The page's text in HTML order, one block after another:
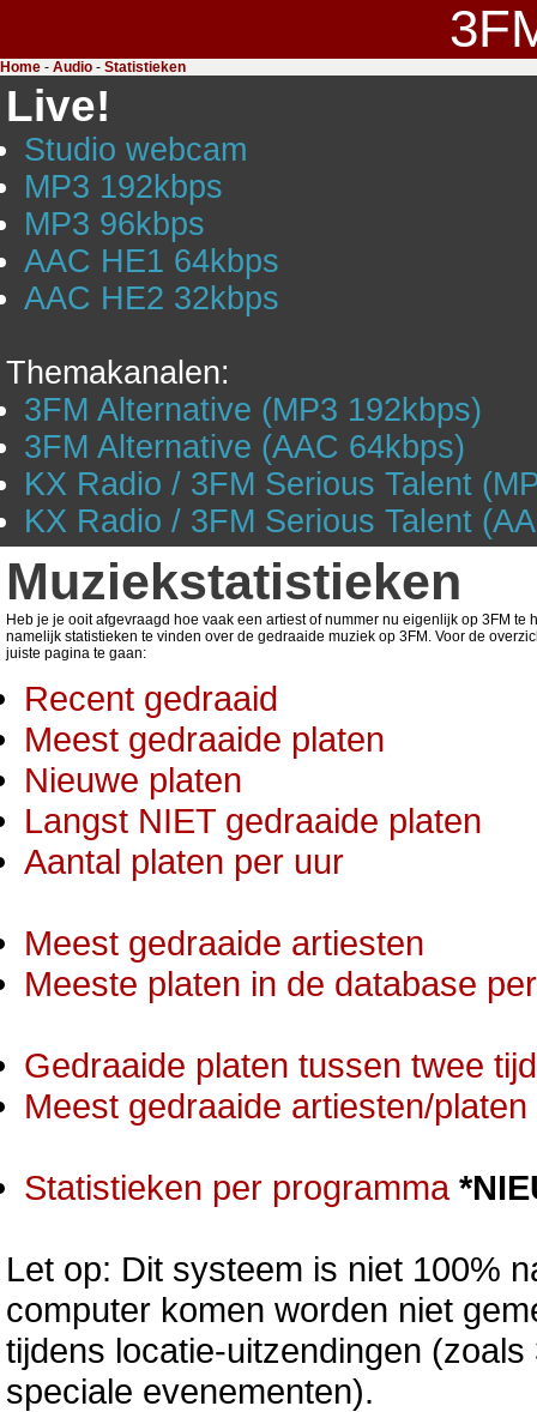
Home - Audio - Statistieken
Live!
Studio webcam
MP3 192kbps
MP3 96kbps
AAC HE1 64kbps
AAC HE2 32kbps
Themakanalen:
3FM Alternative (MP3 192kbps)
3FM Alternative (AAC 64kbps)
KX Radio / 3FM Serious Talent
KX Radio / 3FM Serious Talent
Muziekstatistieken
Heb je je ooit afgevraagd hoe vaak een artiest of nummer nu eigenlijk op 3FM
namelijk statistieken te vinden over de gedraaide muziek op 3FM. Voor de
juiste pagina te gaan:
Recent gedraaid
Meest gedraaide platen
Nieuwe platen
Langst NIET gedraaide platen
Aantal platen per uur
Meest gedraaide artiesten
Meeste platen in de database
Gedraaide platen tussen twee
Meest gedraaide artiesten/
Statistieken per programma
Let op: Dit systeem is niet 100%
computer komen worden niet
tijdens locatie-uitzendingen
speciale evenementen).